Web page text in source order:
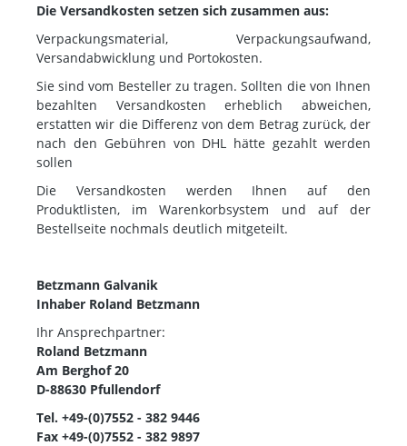
Die Versandkosten setzen sich zusammen aus:
Verpackungsmaterial, Verpackungsaufwand,
Versandabwicklung und Portokosten.
Sie sind vom Besteller zu tragen. Sollten die von Ihnen
bezahlten Versandkosten erheblich abweichen,
erstatten wir die Differenz von dem Betrag zurück, der
nach den Gebühren von DHL hätte gezahlt werden
sollen
Die Versandkosten werden Ihnen auf den
Produktlisten, im Warenkorbsystem und auf der
Bestellseite nochmals deutlich mitgeteilt.
Betzmann Galvanik
Inhaber Roland Betzmann
Ihr Ansprechpartner:
Roland Betzmann
Am Berghof 20
D-88630 Pfullendorf
Tel. +49-(0)7552 - 382 9446
Fax +49-(0)7552 - 382 9897